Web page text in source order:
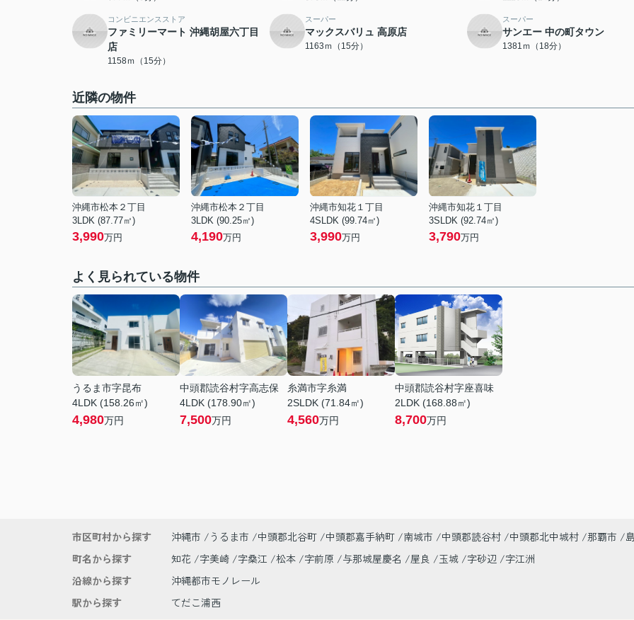
コンビニエンスストア
ファミリーマート 沖縄胡屋六丁目
店
1158ｍ（15分）
スーパー
マックスバリュ 高原店
1163ｍ（15分）
スーパー
サンエー 中の町タウン
1381ｍ（18分）
近隣の物件
沖縄市松本２丁目
3LDK (87.77㎡)
3,990万円
沖縄市松本２丁目
3LDK (90.25㎡)
4,190万円
沖縄市知花１丁目
4SLDK (99.74㎡)
3,990万円
沖縄市知花１丁目
3SLDK (92.74㎡)
3,790万円
よく見られている物件
うるま市字昆布
4LDK (158.26㎡)
4,980万円
中頭郡読谷村字高志保
4LDK (178.90㎡)
7,500万円
糸満市字糸満
2SLDK (71.84㎡)
4,560万円
中頭郡読谷村字座喜味
2LDK (168.88㎡)
8,700万円
市区町村から探す 沖縄市 うるま市 中頭郡北谷町 中頭郡嘉手納町 南城市 中頭郡読谷村 中頭郡北中城村 那覇市
町名から探す
知花 字美崎 字桑江 松本 字前原 与那城屋慶名 屋良 玉城 字砂辺
字江洲
沿線から探す
沖縄都市モノレール
駅から探す
てだこ浦西